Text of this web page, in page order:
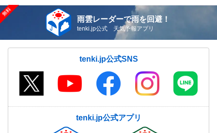
雨雲レーダーで雨を回避！
tenki.jp公式 天気予報アプリ
tenki.jp公式SNS
tenki.jp公式アプリ